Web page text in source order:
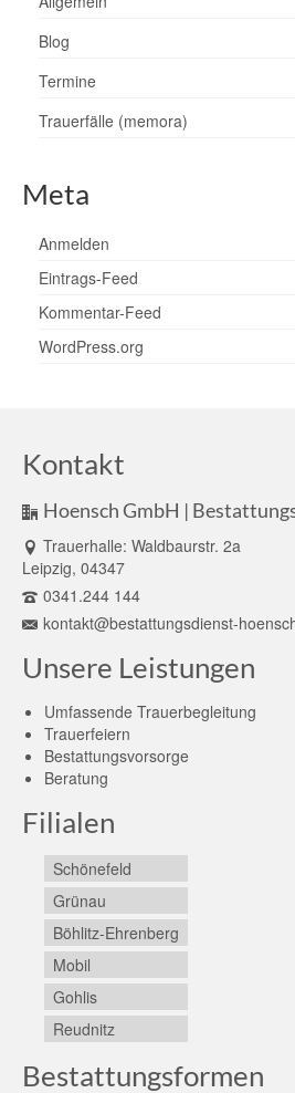
Blog
Termine
Trauerfälle (memora)
Meta
Anmelden
Eintrags-Feed
Kommentar-Feed
WordPress.org
Kontakt
Hoensch GmbH |
Trauerhalle: Waldbaurstr. 2a
Leipzig, 04347
0341.244 144
kontakt@bestattungsdienst-
Unsere Leistungen
Umfassende Trauerbegleitung
Trauerfeiern
Bestattungsvorsorge
Beratung
Filialen
Schönefeld
Grünau
Böhlitz-Ehrenberg
Mobil
Gohlis
Reudnitz
Bestattungsformen